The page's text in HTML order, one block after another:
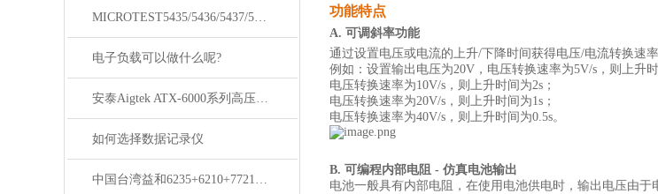
MICROTEST5435/5436/5437/5438变压器测试仪
电子负载可以做什么呢?
安泰Aigtek ATX-6000系列高压线束测试仪
如何选择数据记录仪
中国台湾益和6235+6210+7721+6905四合一变压器综合测试系统
功能特点
A. 可调斜率功能
通过设置电压或电流的上升/下降时间获得电压/电流转换速
例如：设置输出电压为20V，电压转换速率为5V/s，则上升时
电压转换速率为10V/s，则上升时间为2s；
电压转换速率为20V/s，则上升时间为1s；
电压转换速率为40V/s，则上升时间为0.5s。
B. 可编程内部电阻 - 仿真电池输出
电池一般具有内部电阻，在使用电池供电时，输出电压由于